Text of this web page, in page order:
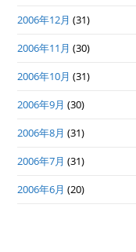
2006年12月 (31)
2006年11月 (30)
2006年10月 (31)
2006年9月 (30)
2006年8月 (31)
2006年7月 (31)
2006年6月 (20)